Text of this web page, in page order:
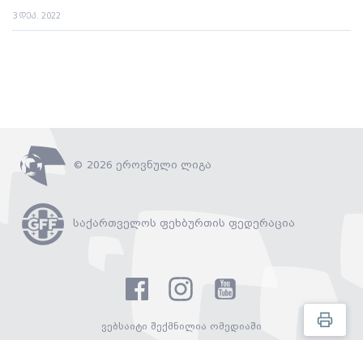
3 დეკ. 2022
© 2026 ეროვნული ლიგა
საქართველოს ფეხბურთის ფედერაცია
ვებსაიტი შექმნილია ომედიაში